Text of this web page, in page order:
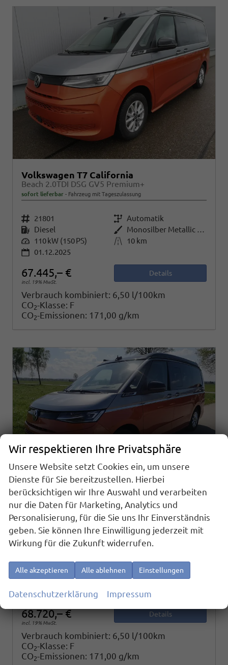
Volkswagen T7 California
Beach 2.0TDI DSG GV5 Premium+
sofort lieferbar Fahrzeug mit Tageszulassung
Fahrzeugnr. 21801 Getriebe Automatik
Kraftstoff Diesel Außenfarbe
Monosilber Metallic / Energetic Orange Metallic
Leistung 110 kW (150 PS) Kilometerstand
10 km
01.12.2025
67.445,– €
incl. 19% MwSt.
Details
Verbrauch kombiniert: 6,50 l/100km
CO2-Klasse: F
CO2-Emissionen: 171,00 g/km
Volkswagen T7 California
Beach 2.0TDI DSG GV5 High+
sofort lieferbar Fahrzeug mit Tageszulassung
KraftstoffDiesel Außenfarbe
Leistung110 kW (150 PS) Kilometerstand10 km
01.09.2025
68.720,– €
incl. 19% MwSt.
Details
Verbrauch kombiniert: 6,50 l/100km
CO2-Klasse: F
CO2-Emissionen: 171,00 g/km
Wir respektieren Ihre Privatsphäre
Unsere Website setzt Cookies ein, um unsere
Dienste für Sie bereitzustellen. Hierbei
berücksichtigen wir Ihre Auswahl und verarbeiten
nur die Daten für Marketing, Analytics und
Personalisierung, für die Sie uns Ihr Einverständnis
geben. Sie können Ihre Einwilligung jederzeit mit
Wirkung für die Zukunft widerrufen.
Alle akzeptieren Alle ablehnen Einstellungen
Datenschutzerklärung Impressum